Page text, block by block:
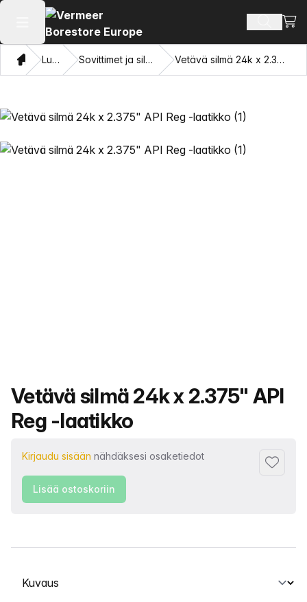
Avaa päävalikko Hae
Koti Luettelo Sovittimet ja silmien vetäminen Vetävä silmä 24k x 2.375" API Reg -laatikko
Tuotteen nimi
Vetävä silmä 24k x 2.375" API
Reg -laatikko
Kirjaudu sisään nähdäksesi osaketiedot
Lisää
Lisää ostoskoriin
Valitse välilehti